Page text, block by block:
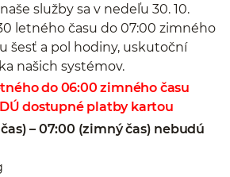
služby sa v nedeľu 30. 10.
letného času do 07:00 zimného
šesť a pol hodiny, uskutoční
našich systémov.
do 06:00 zimného času
dostupné platby kartou
– 07:00 (zimný čas) nebudú